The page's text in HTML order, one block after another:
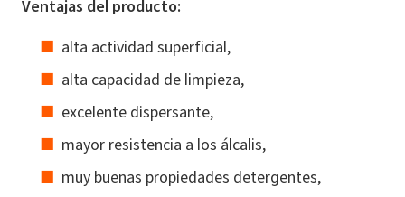
Ventajas del producto:
alta actividad superficial,
alta capacidad de limpieza,
excelente dispersante,
mayor resistencia a los álcalis,
muy buenas propiedades detergentes,